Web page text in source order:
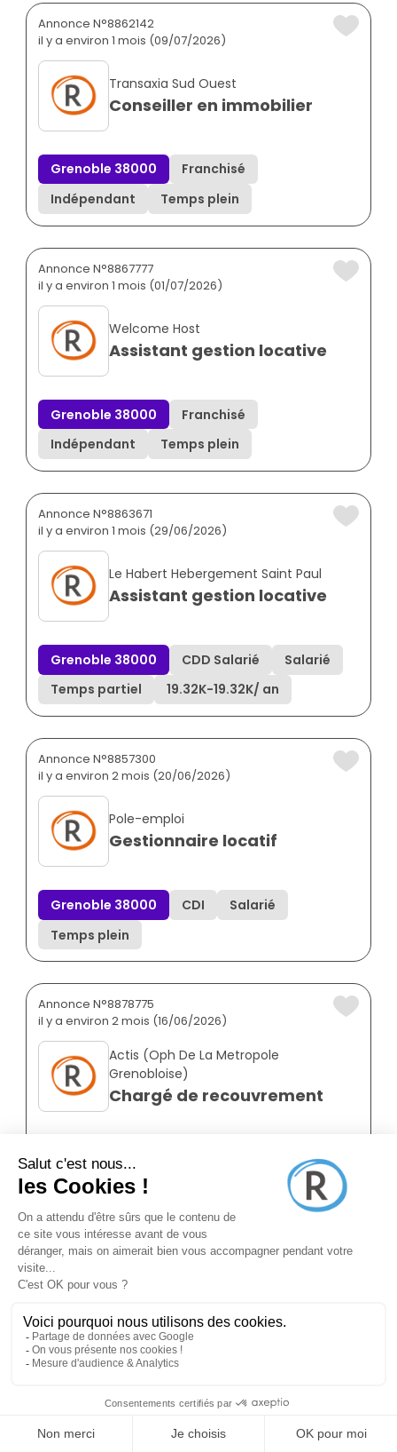
Annonce N°8862142
il y a environ 1 mois (09/07/2026)
Transaxia Sud Ouest
Conseiller en immobilier
Grenoble 38000
Franchisé
Indépendant
Temps plein
Annonce N°8867777
il y a environ 1 mois (01/07/2026)
Welcome Host
Assistant gestion locative
Grenoble 38000
Franchisé
Indépendant
Temps plein
Annonce N°8863671
il y a environ 1 mois (29/06/2026)
Le Habert Hebergement Saint Paul
Assistant gestion locative
Grenoble 38000 CDD Salarié
Salarié
Temps partiel
19.32K-19.32K/ an
Annonce N°8857300
il y a environ 2 mois (20/06/2026)
Pole-emploi
Gestionnaire locatif
Grenoble 38000 CDI
Salarié
Temps plein
Annonce N°8878775
il y a environ 2 mois (16/06/2026)
Actis (Oph De La Metropole
Grenobloise)
Chargé de recouvrement
Temps plein
/ an
Annonce N°8872575
il y a 2 mois (03/06/2026)
Conseiller en immobilier
Grenoble 38000
Franchisé
Indépendant
Temps plein